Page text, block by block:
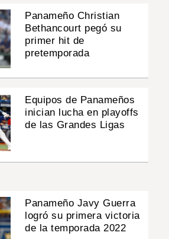
Panameño Christian
Bethancourt pegó su
primer hit de
pretemporada
Equipos de Panameños
inician lucha en playoffs
de las Grandes Ligas
Panameño Javy Guerra
logró su primera victoria
de la temporada 2022